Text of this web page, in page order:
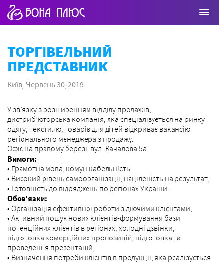
ТОРГІВЕЛЬНИЙ
ПРЕДСТАВНИК
Київ, Червень 30, 2019
У зв’язку з розширенням відділу продажів,
дистриб’юторська компанія, яка спеціалізується на ринку
одягу, текстилю, товарів для дітей відкриває вакансію
регіонального менеджера з продажу.
Офіс на правому березі, вул. Качалова 5а.
Вимоги:
• Грамотна мова, комунікабельність;
• Високий рівень самоорганізації, націленість на результат;
• Готовність до відряджень по регіонах України.
Обов’язки:
• Організація ефективної роботи з діючими клієнтами;
• Активний пошук нових клієнтів-формування бази
потенційних клієнтів в регіонах, холодні дзвінки,
підготовка комерційних пропозицій, підготовка та
проведення презентацій;
• Визначення потреби клієнтів в продукції, яка реалізується